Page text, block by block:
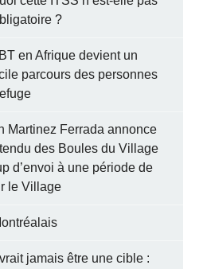
?
en Afrique devient un
parcours des personnes
Martinez Ferrada annonce
des Boules du Village
d’envoi à une période de
le Village
jamais être une cible :